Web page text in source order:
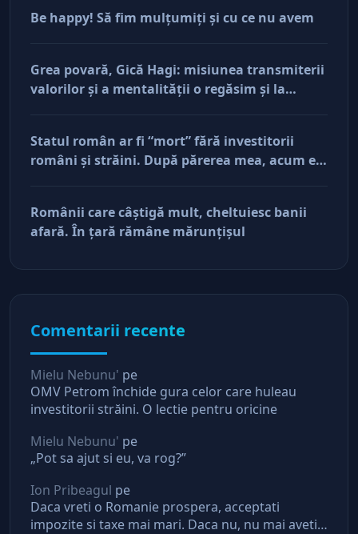
Be happy! Să fim mulţumiţi şi cu ce nu avem
Grea povară, Gică Hagi: misiunea transmiterii
valorilor şi a mentalităţii o regăsim şi la
Statul român ar fi “mort” fără investitorii
români şi străini. După părerea mea, acum e
Românii care câştigă mult, cheltuiesc banii
afară. În ţară rămâne mărunţişul
Comentarii recente
Mielu Nebunu' pe
OMV Petrom închide gura celor care huleau
investitorii străini. O lectie pentru oricine
Mielu Nebunu' pe
„Pot sa ajut si eu, va rog?”
Ion Pribeagul pe
Daca vreti o Romanie prospera, acceptati
impozite si taxe mai mari. Daca nu, nu mai aveti